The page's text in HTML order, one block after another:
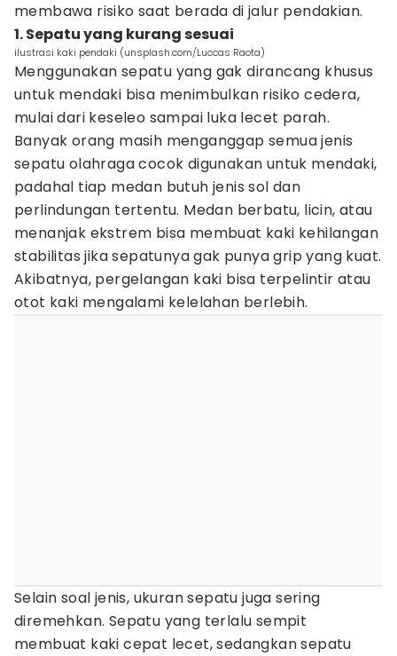
membawa risiko saat berada di jalur pendakian.
1. Sepatu yang kurang sesuai
ilustrasi kaki pendaki (unsplash.com/Luccas Raota)
Menggunakan sepatu yang gak dirancang khusus
untuk mendaki bisa menimbulkan risiko cedera,
mulai dari keseleo sampai luka lecet parah.
Banyak orang masih menganggap semua jenis
sepatu olahraga cocok digunakan untuk mendaki,
padahal tiap medan butuh jenis sol dan
perlindungan tertentu. Medan berbatu, licin, atau
menanjak ekstrem bisa membuat kaki kehilangan
stabilitas jika sepatunya gak punya grip yang kuat.
Akibatnya, pergelangan kaki bisa terpelintir atau
otot kaki mengalami kelelahan berlebih.
Selain soal jenis, ukuran sepatu juga sering
diremehkan. Sepatu yang terlalu sempit
membuat kaki cepat lecet, sedangkan sepatu